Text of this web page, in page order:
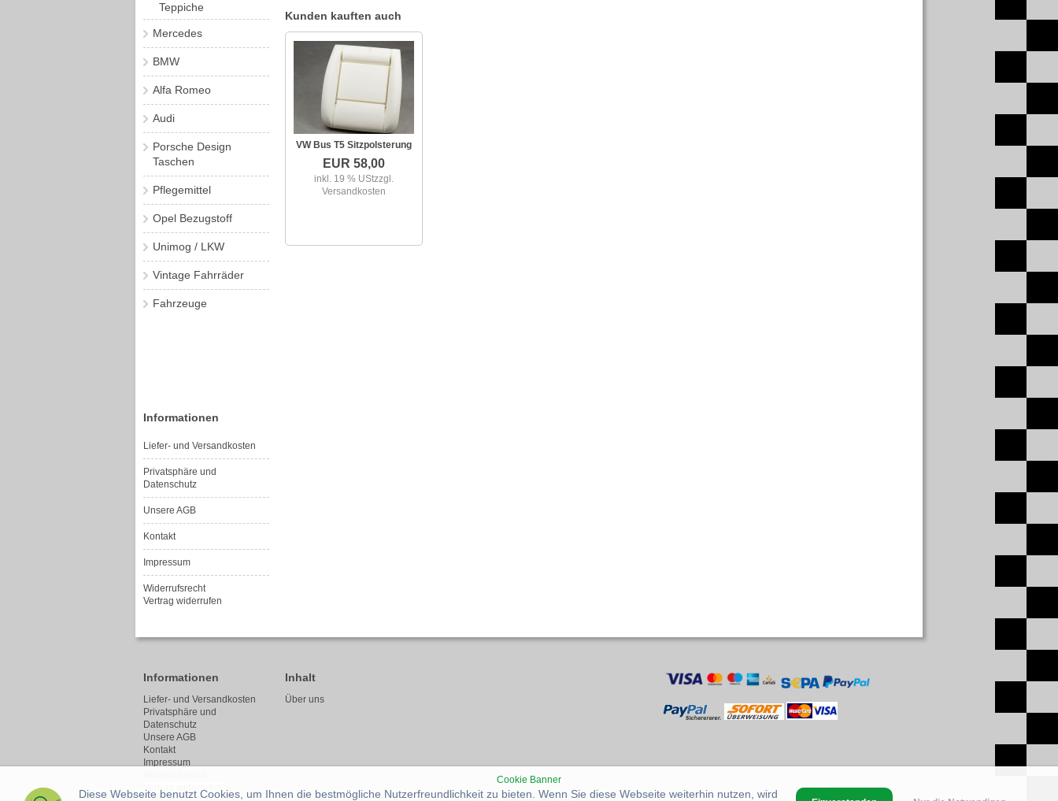
Cookie Banner
Diese Webseite benutzt Cookies, um Ihnen die bestmögliche Nutzerfreundlichkeit zu bieten. Wenn Sie diese Webseite weiterhin nutzen, wird
Teppiche
Mercedes
BMW
Alfa Romeo
Audi
Porsche Design
Taschen
Pflegemittel
Opel Bezugstoff
Unimog / LKW
Vintage Fahrräder
Fahrzeuge
Informationen
Liefer- und Versandkosten
Privatsphäre und
Datenschutz
Unsere AGB
Kontakt
Impressum
Widerrufsrecht
Vertrag widerrufen
Kunden kauften auch
VW Bus T5 Sitzpolsterung
EUR 58,00
inkl. 19 % UStzzgl.
Versandkosten
Informationen
Liefer- und Versandkosten
Privatsphäre und
Datenschutz
Unsere AGB
Kontakt
Impressum
Vertrag widerrufen
Inhalt
Über uns